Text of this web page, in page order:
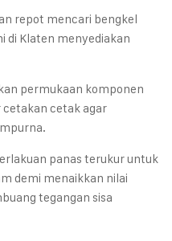
repot mencari bengkel
di Klaten menyediakan
permukaan komponen
cetakan cetak agar
panas terukur untuk
demi menaikkan nilai
tegangan sisa